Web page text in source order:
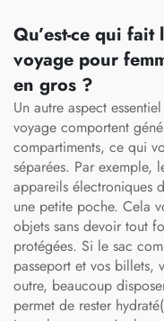
Qu’est-ce qui
voyage pour
en gros ?
Un autre aspect
voyage comportent
compartiments, ce qui
séparées. Par exemple,
appareils électroniques
une petite poche. Cela
objets sans devoir tout
protégées. Si le sac
passeport et vos billets,
outre, beaucoup
permet de rester